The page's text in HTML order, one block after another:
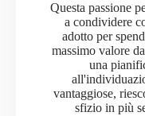
Questa passione
a condividere
adotto per
massimo valore
una
vantaggiose,
sfizio in più